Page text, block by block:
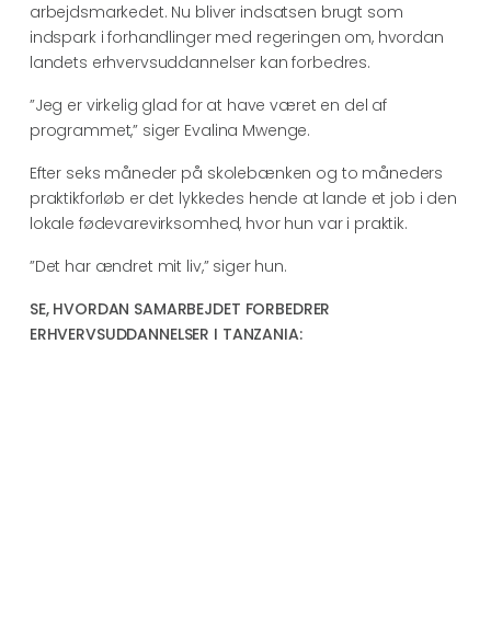
arbejdsmarkedet. Nu bliver indsatsen brugt som
indspark i forhandlinger med regeringen om, hvordan
landets erhvervsuddannelser kan forbedres.
”Jeg er virkelig glad for at have været en del af
programmet,” siger Evalina Mwenge.
Efter seks måneder på skolebænken og to måneders
praktikforløb er det lykkedes hende at lande et job i den
lokale fødevarevirksomhed, hvor hun var i praktik.
”Det har ændret mit liv,” siger hun.
SE, HVORDAN SAMARBEJDET FORBEDRER
ERHVERVSUDDANNELSER I TANZANIA: